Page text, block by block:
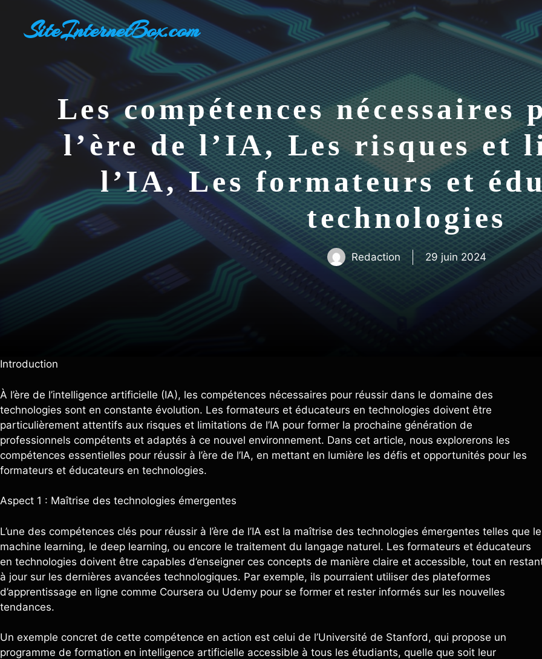
contenuSiteInternetBox.com
Les compétences
l’ère de l’IA, Les risques et
l’IA, Les formateurs et
technologies
Redaction 29 juin 2024
Introduction
À l’ère de l’intelligence artificielle (IA), les compétences nécessaires pour réussir dans le domaine des
technologies sont en constante évolution. Les formateurs et éducateurs en technologies doivent être
particulièrement attentifs aux risques et limitations de l’IA pour former la prochaine génération de
professionnels compétents et adaptés à ce nouvel environnement. Dans cet article, nous explorerons les
compétences essentielles pour réussir à l’ère de l’IA, en mettant en lumière les défis et opportunités pour les
formateurs et éducateurs en technologies.
Aspect 1 : Maîtrise des technologies émergentes
L’une des compétences clés pour réussir à l’ère de l’IA est la maîtrise des technologies émergentes telles que le
machine learning, le deep learning, ou encore le traitement du langage naturel. Les formateurs et éducateurs
en technologies doivent être capables d’enseigner ces concepts de manière claire et accessible, tout en
à jour sur les dernières avancées technologiques. Par exemple, ils pourraient utiliser des plateformes
d’apprentissage en ligne comme Coursera ou Udemy pour se former et rester informés sur les nouvelles
tendances.
Un exemple concret de cette compétence en action est celui de l’Université de Stanford, qui propose un
programme de formation en intelligence artificielle accessible à tous les étudiants, quelle que soit leur